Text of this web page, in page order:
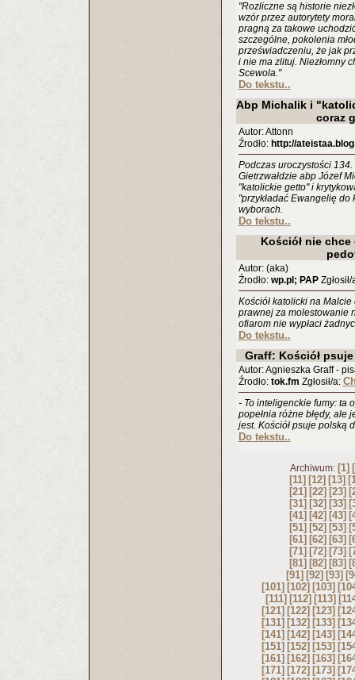
"Rozliczne są historie
wzór przez autorytety
pragną za takowe
szczególne, pokolenia
przeświadczeniu, że jak
i nie ma zlituj. Niezłomny
Scewola."
Do tekstu..
Abp Michalik i
coraz
Autor: Attonn
Źrodło: http://
Podczas uroczystości
Gietrzwałdzie abp Józef
"katolickie getto" i
"przykładać Ewangelię
wyborach.
Do tekstu..
Kościół nie
Autor: (aka)
Źrodło: wp.pl; PAP
Kościół katolicki na
prawnej za molestowanie
ofiarom nie wypłaci
Do tekstu..
Graff: Kościół
Autor: Agnieszka Graff -
Źrodło: tok.fm Zgłosił/a:
- To inteligenckie fumy: ta
popełnia różne błędy, ale
jest. Kościół psuje polską
Do tekstu..
Archiwum: [1]
[11] [12] [13]
[21] [22] [23]
[31] [32] [33]
[41] [42] [43]
[51] [52] [53]
[61] [62] [63]
[71] [72] [73]
[81] [82] [83]
[91] [92] [93]
[101] [102] [103]
[111] [112] [113]
[121] [122] [123]
[131] [132] [133]
[141] [142] [143]
[151] [152] [153]
[161] [162] [163]
[171] [172] [173]